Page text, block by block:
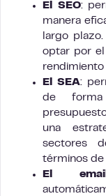
El SEO:
manera
largo
optar por el
rendimiento
El SEA:
de forma
una
sectores
términos de
El